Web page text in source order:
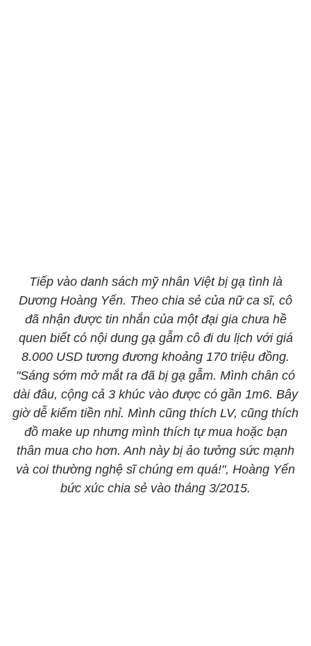
Tiếp vào danh sách mỹ nhân Việt bị gạ tình là
Dương Hoàng Yến. Theo chia sẻ của nữ ca sĩ, cô
đã nhận được tin nhắn của một đại gia chưa hề
quen biết có nội dung gạ gẫm cô đi du lịch với giá
8.000 USD tương đương khoảng 170 triệu đồng.
"Sáng sớm mở mắt ra đã bị gạ gẫm. Mình chân có
dài đâu, cộng cả 3 khúc vào được có gần 1m6. Bây
giờ dễ kiếm tiền nhỉ. Mình cũng thích LV, cũng thích
đồ make up nhưng mình thích tự mua hoặc bạn
thân mua cho hơn. Anh này bị ảo tưởng sức mạnh
và coi thường nghệ sĩ chúng em quá!", Hoàng Yến
bức xúc chia sẻ vào tháng 3/2015.